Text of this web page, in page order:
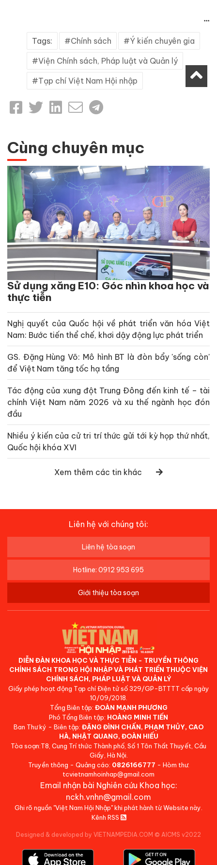
...
Tags: Chính sách Ý kiến chuyên gia
Viện Chính sách, Pháp luật và Quản lý
Tạp chí Việt Nam Hội nhập
Cùng chuyên mục
Sử dụng xăng E10: Góc nhìn khoa học và
thực tiễn
Nghị quyết của Quốc hội về phát triển văn hóa Việt
Nam: Bước tiến thể chế, khơi dậy động lực phát triển
GS. Đặng Hùng Võ: Mô hình BT là đòn bẩy 'sống còn'
để Việt Nam tăng tốc hạ tầng
Tác động của xung đột Trung Đông đến kinh tế – tài
chính Việt Nam năm 2026 và xu thế ngành học đón
đầu
Nhiều ý kiến của cử tri trí thức gửi tới kỳ họp thứ nhất,
Quốc hội khóa XVI
Xem thêm các tin khác
Liên hệ với chúng tôi:
Liên hệ tòa soạn
Hotline: 0912 953 695
Giới thiệu tòa soạn
DIỄN ĐÀN KHOA HỌC VÀ THỰC TIỄN - TRUYỀN THÔNG
CHÍNH SÁCH TRONG HỘI NHẬP VÀ PHÁT TRIỂN THUỘC VIỆN
CHÍNH SÁCH, PHÁP LUẬT VÀ QUẢN LÝ
Giấy phép hoạt động Tạp chí Điện tử số 329/GP-BTTTT cấp ngày
10/09/2018.
Tổng Biên tập: ĐOÀN MẠNH PHƯƠNG
Phó Tổng Biên tập: HOÀNG MINH TIẾN
Ban Thư ký - Biên tập: ĐẶNG ĐÌNH CHẤN, PHẠM THỦY, CAO
HÀ, NHẬT QUANG, ĐOÀN HIẾU
Tòa soạn:T8, Cung Trí thức Thành phố, Số 1 Tôn Thất Thuyết, Cầu
Giấy, Hà Nội.
Truyền thông - Quảng cáo: 0826166777 - Hòm thư:
tcvietnamhoinhap@gmail.com
Email nhận bài Nghiên cứu Khoa học:
nckh.vnhn@gmail.com
Ghi rõ nguồn "Việt Nam Hội Nhập" khi phát hành từ Website này.
Kênh RSS
Designed & developed by VIETNAMPEDIA.COM © AICMS v2022